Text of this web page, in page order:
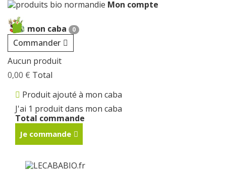
Mon compte
mon caba 0
Commander
Aucun produit
0,00 € Total
Produit ajouté à mon caba
J'ai 1 produit dans mon caba
Total commande
Je commande
Cookies management panel